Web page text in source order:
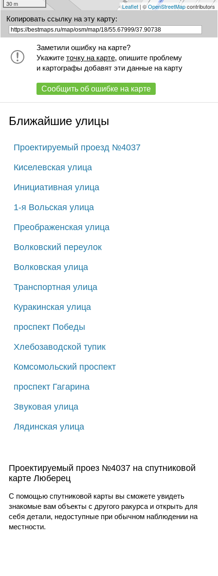
30 m Leaflet| ©OpenStreetMapcontributors
Копировать ссылку на эту карту:
Заметили ошибку на карте?
Укажите точку на карте, опишите проблему
и картографы добавят эти данные на карту
Сообщить об ошибке на карте
Ближайшие улицы
Проектируемый проезд №4037
Киселевская улица
Инициативная улица
1-я Вольская улица
Преображенская улица
Волковский переулок
Волковская улица
Транспортная улица
Куракинская улица
проспект Победы
Хлебозаводской тупик
Комсомольский проспект
проспект Гагарина
Звуковая улица
Лядинская улица
Проектируемый проез №4037 на спутниковой
карте Люберец
С помощью спутниковой карты вы сможете увидеть
знакомые вам объекты с другого ракурса и открыть для
себя детали, недоступные при обычном наблюдении на
местности.